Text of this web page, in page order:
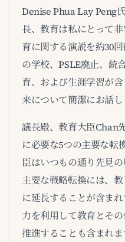
Denise Phua Lay Peng
長、教育は私にとって
育に関する演説を約30
の学校、PSLE廃止、統
育、および生涯学習が
来について簡潔にお話し
議長殿、教育大臣Chan
に必要な5つの主要な転
臣はいつもの通り先見
主要な戦略転換には、
に延長することが含ま
力を利用して教育とそ
推進することも含まれ